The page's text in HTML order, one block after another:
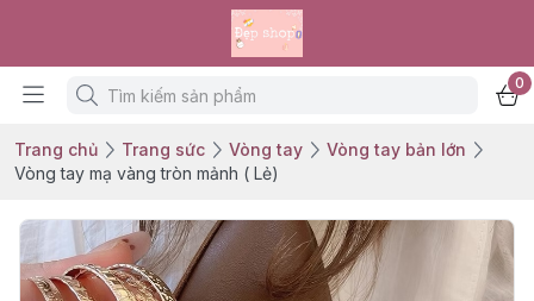
0
Trang chủ Trang sức Vòng tay
Vòng tay bản lớn
Vòng tay mạ vàng tròn mảnh ( Lẻ)